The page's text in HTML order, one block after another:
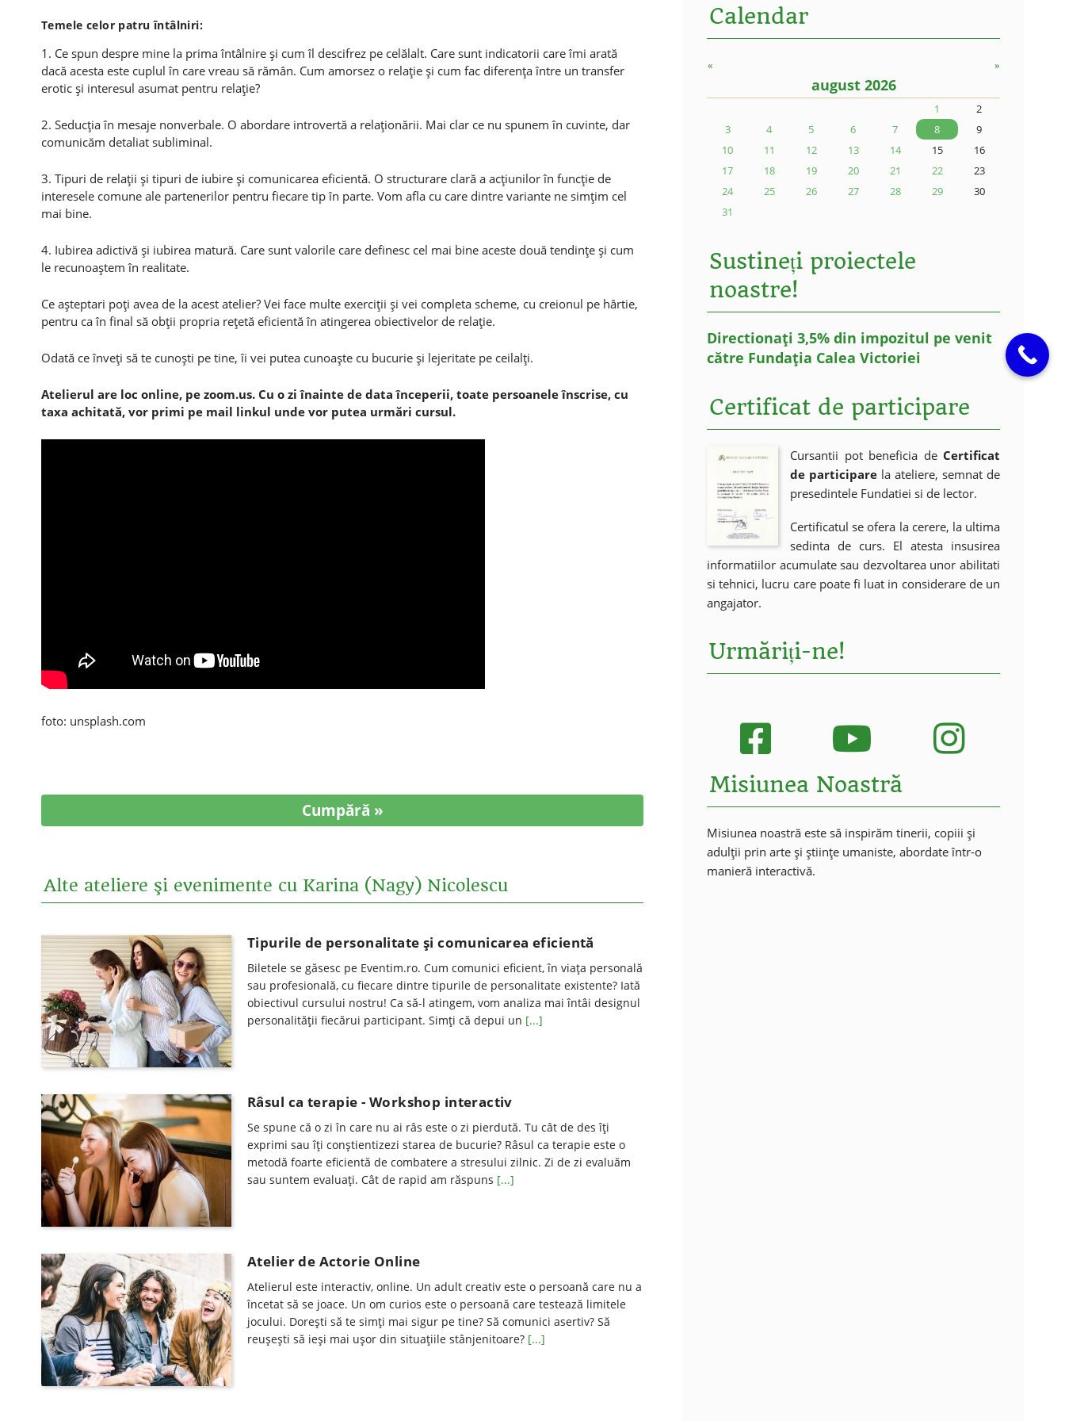
Temele celor patru întâlniri:
1. Ce spun despre mine la prima întâlnire şi cum îl descifrez pe celălalt. Care sunt indicatorii care îmi arată
dacă acesta este cuplul în care vreau să rămân. Cum amorsez o relaţie şi cum fac diferenţa între un transfer
erotic şi interesul asumat pentru relaţie?
2. Seducţia în mesaje nonverbale. O abordare introvertă a relaţionării. Mai clar ce nu spunem în cuvinte, dar
comunicăm detaliat subliminal.
3. Tipuri de relaţii şi tipuri de iubire şi comunicarea eficientă. O structurare clară a acţiunilor în funcţie de
interesele comune ale partenerilor pentru fiecare tip în parte. Vom afla cu care dintre variante ne simţim cel
mai bine.
4. Iubirea adictivă şi iubirea matură. Care sunt valorile care definesc cel mai bine aceste două tendinţe şi cum
le recunoaştem în realitate.
Ce aşteptari poţi avea de la acest atelier? Vei face multe exerciţii şi vei completa scheme, cu creionul pe hârtie,
pentru ca în final să obţii propria reţetă eficientă în atingerea obiectivelor de relaţie.
Odată ce înveţi să te cunoşti pe tine, îi vei putea cunoaşte cu bucurie şi lejeritate pe ceilalţi.
Atelierul are loc online, pe zoom.us. Cu o zi înainte de data începerii, toate persoanele înscrise, cu
taxa achitată, vor primi pe mail linkul unde vor putea urmări cursul.
foto: unsplash.com
Cumpără »
Alte ateliere şi evenimente cu Karina (Nagy) Nicolescu
Tipurile de personalitate și comunicarea eficientă
Biletele se găsesc pe Eventim.ro. Cum comunici eficient, în viața personală
sau profesională, cu fiecare dintre tipurile de personalitate existente? Iată
obiectivul cursului nostru! Ca să-l atingem, vom analiza mai întâi designul
personalității fiecărui participant. Simți că depui un [...]
Râsul ca terapie - Workshop interactiv
Se spune că o zi în care nu ai râs este o zi pierdută. Tu cât de des îți
exprimi sau îți conștientizezi starea de bucurie? Râsul ca terapie este o
metodă foarte eficientă de combatere a stresului zilnic. Zi de zi evaluăm
sau suntem evaluați. Cât de rapid am răspuns [...]
Atelier de Actorie Online
Atelierul este interactiv, online. Un adult creativ este o persoană care nu a
încetat să se joace. Un om curios este o persoană care testează limitele
jocului. Dorești să te simți mai sigur pe tine? Să comunici asertiv? Să
reușești să ieși mai ușor din situațiile stânjenitoare? [...]
Calendar
« »
august 2026
1
2
3
4 5 6 7 8
9
10
11 12 13 14 15
16
17
18 19 20 21 22
23
24
25 26 27 28 29
30
31
Sustineți proiectele
noastre!
Directionați 3,5% din impozitul pe venit
către Fundația Calea Victoriei
Certificat de participare
Cursantii pot beneficia de Certificat
de participare la ateliere, semnat de
presedintele Fundatiei si de lector.
Certificatul se ofera la cerere, la ultima
sedinta de curs. El atesta insusirea
informatiilor acumulate sau dezvoltarea unor abilitati
si tehnici, lucru care poate fi luat in considerare de un
angajator.
Urmăriți-ne!
Misiunea Noastră
Misiunea noastră este să inspirăm tinerii, copiii și
adulții prin arte și științe umaniste, abordate într-o
manieră interactivă.